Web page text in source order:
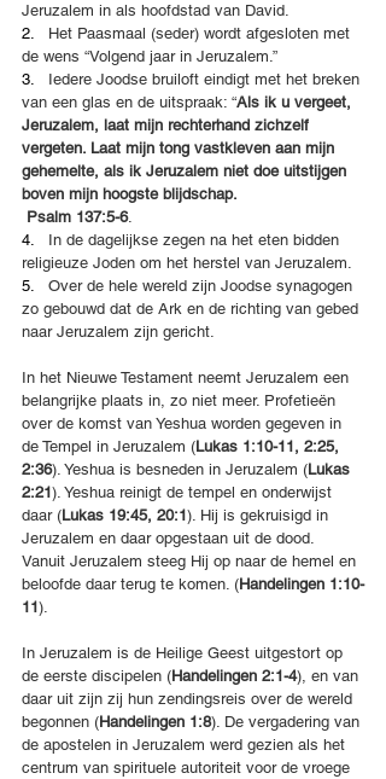
Jeruzalem in als hoofdstad van David.
2. Het Paasmaal (seder) wordt afgesloten met
de wens “Volgend jaar in Jeruzalem.”
3. Iedere Joodse bruiloft eindigt met het breken
van een glas en de uitspraak: “Als ik u vergeet,
Jeruzalem, laat mijn rechterhand zichzelf
vergeten. Laat mijn tong vastkleven aan mijn
gehemelte, als ik Jeruzalem niet doe uitstijgen
boven mijn hoogste blijdschap.
Psalm 137:5-6.
4. In de dagelijkse zegen na het eten bidden
religieuze Joden om het herstel van Jeruzalem.
5. Over de hele wereld zijn Joodse synagogen
zo gebouwd dat de Ark en de richting van gebed
naar Jeruzalem zijn gericht.
In het Nieuwe Testament neemt Jeruzalem een
belangrijke plaats in, zo niet meer. Profetieën
over de komst van Yeshua worden gegeven in
de Tempel in Jeruzalem (Lukas 1:10-11, 2:25,
2:36). Yeshua is besneden in Jeruzalem (Lukas
2:21). Yeshua reinigt de tempel en onderwijst
daar (Lukas 19:45, 20:1). Hij is gekruisigd in
Jeruzalem en daar opgestaan uit de dood.
Vanuit Jeruzalem steeg Hij op naar de hemel en
beloofde daar terug te komen. (Handelingen 1:10-
11).
In Jeruzalem is de Heilige Geest uitgestort op
de eerste discipelen (Handelingen 2:1-4), en van
daar uit zijn zij hun zendingsreis over de wereld
begonnen (Handelingen 1:8). De vergadering van
de apostelen in Jeruzalem werd gezien als het
centrum van spirituele autoriteit voor de vroege